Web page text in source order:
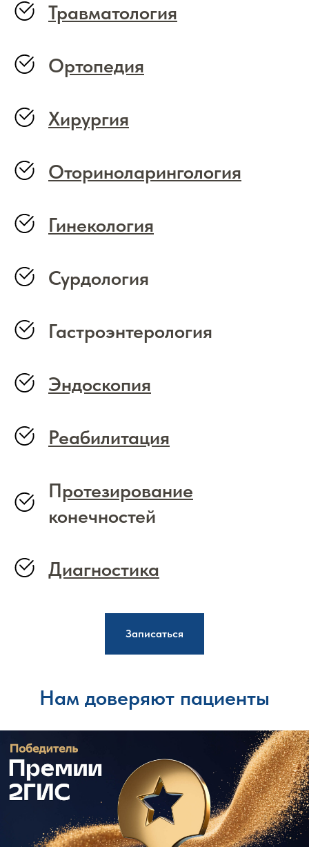
Травматология
Ортопедия
Хирургия
Оториноларингология
Гинекология
Сурдология
Гастроэнтерология
Эндоскопия
Реабилитация
Протезирование
конечностей
Диагностика
Записаться
Нам доверяют пациенты